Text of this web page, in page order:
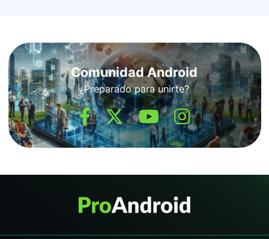
Comunidad Android
¿Preparado para unirte?